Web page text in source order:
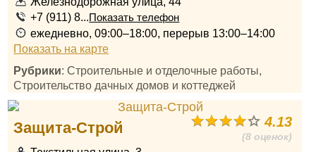
+7 (911) 8...Показать телефон
ежедневно, 09:00–18:00, перерыв 13:00–14:00
Показать на карте
Рубрики: Строительные и отделочные работы,
Строительство дачных домов и коттеджей
4.13
(8 оценок)
Защита-Строй